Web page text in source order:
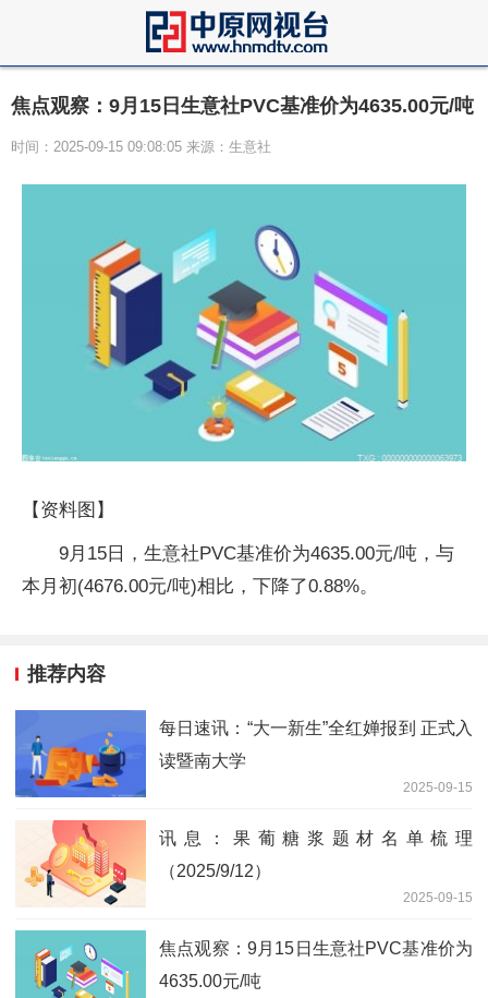
焦点观察：9月15日生意社PVC基准价为4635.00元/吨
时间：2025-09-15 09:08:05 来源：生意社
【资料图】
9月15日，生意社PVC基准价为4635.00元/吨，与
本月初(4676.00元/吨)相比，下降了0.88%。
推荐内容
每日速讯：“大⼀新⽣”全红婵报到 正式入
读暨南大学
2025-09-15
讯息：果葡糖浆题材名单梳理
（2025/9/12）
2025-09-15
焦点观察：9月15日生意社PVC基准价为
4635.00元/吨